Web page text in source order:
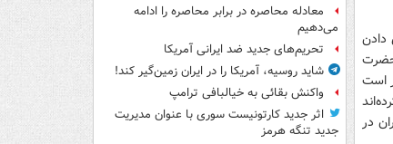
دادن
منشور حضرت
است
در
معادله محاصره در برابر محاصره را ادامه
می‌دهیم
تحریم‌های جدید ضد ایرانی آمریکا
شاید روسیه، آمریکا را در ایران زمین‌گیر کند!
واکنش بقائی به خیالبافی ترامپ
اثر جدید کارتونیست سوری با عنوان مدیریت
جدید تنگه هرمز